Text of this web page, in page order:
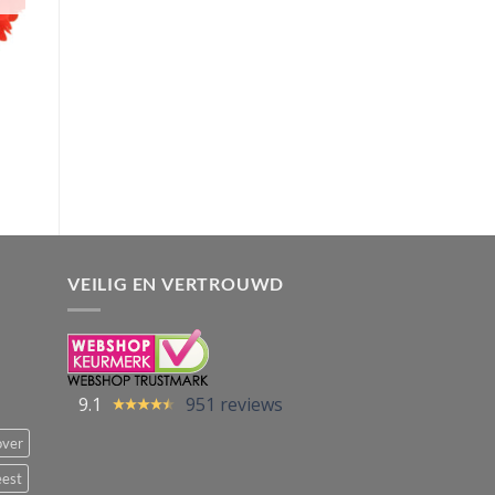
VEILIG EN VERTROUWD
9.1 951 reviews